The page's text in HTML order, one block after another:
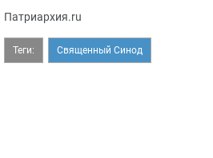
Патриархия.ru
Теги: Священный Синод